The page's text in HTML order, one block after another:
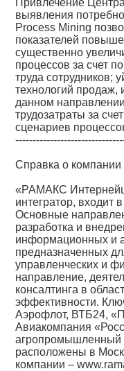
Привлечение
выявления
Process Mining
показателей
существенно
процессов за счет
труда сотрудников;
технологий продаж,
данном
трудозатраты за
сценариев
Справка о
«РАМАКС
интегратор, входит
Основные
разработка и
информационных и
предназначенных
управленческих и
направление,
консалтинга в
эффективности.
Аэрофлот, ВТБ24,
Авиакомпания
агропромышленный
расположены в
компании –